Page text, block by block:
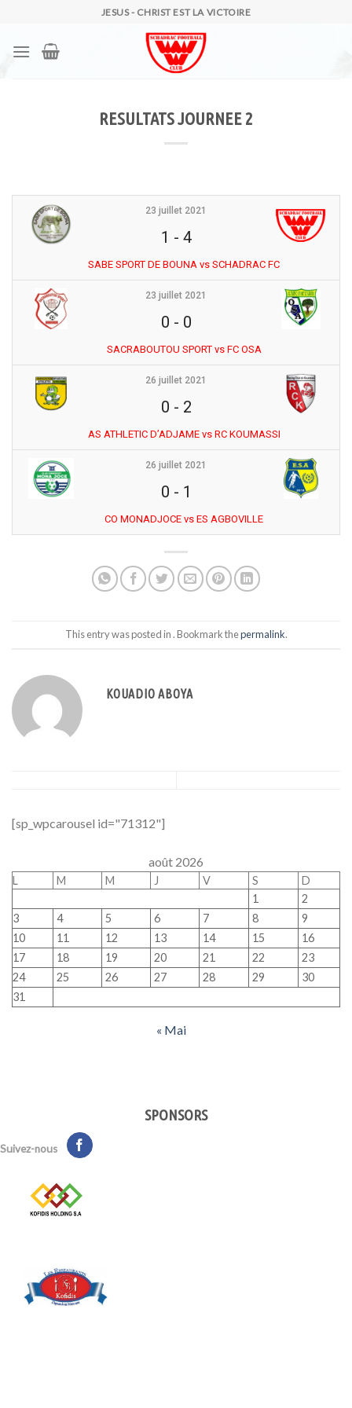
content
JESUS - CHRIST EST LA VICTOIRE
RESULTATS JOURNEE 2
23 juillet 2021
1 - 4
SABE SPORT DE BOUNA vs SCHADRAC FC
23 juillet 2021
0 - 0
SACRABOUTOU SPORT vs FC OSA
26 juillet 2021
0 - 2
AS ATHLETIC D’ADJAME vs RC KOUMASSI
26 juillet 2021
0 - 1
CO MONADJOCE vs ES AGBOVILLE
This entry was posted in . Bookmark thepermalink.
KOUADIO ABOYA
[sp_wpcarousel id="71312"]
août 2026
L M M J V S
D
1
2
3
4 5 6 7 8
9
10
11 12 13 14 15
16
17
18 19 20 21 22
23
24
25 26 27 28 29
30
31
« Mai
SPONSORS
Suivez-nous